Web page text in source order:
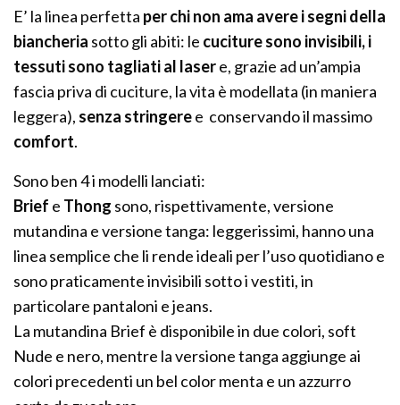
E’ la linea perfetta per chi non ama avere i segni della
biancheria sotto gli abiti: le cuciture sono invisibili, i
tessuti sono tagliati al lasere, grazie ad un’ampia
fascia priva di cuciture, la vita è modellata (in maniera
leggera), senza stringeree conservando il massimo
comfort.
Sono ben 4 i modelli lanciati:
Brief e Thong sono, rispettivamente, versione
mutandina e versione tanga: leggerissimi, hanno una
linea semplice che li rende ideali per l’uso quotidiano e
sono praticamente invisibili sotto i vestiti, in
particolare pantaloni e jeans.
La mutandina Brief è disponibile in due colori, soft
Nude e nero, mentre la versione tanga aggiunge ai
colori precedenti un bel color menta e un azzurro